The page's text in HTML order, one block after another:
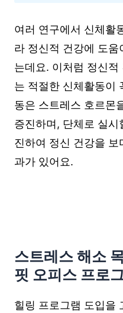
여러 연구에서 신체활
라 정신적 건강에 도
는데요. 이처럼 정신적
는 적절한 신체활동이
동은 스트레스 호르몬
증진하며, 단체로 실
진하여 정신 건강을
과가 있어요.
스트레스 해소
핏 오피스 프로
힐링 프로그램 도입을